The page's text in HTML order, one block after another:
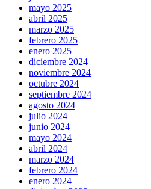
mayo 2025
abril 2025
marzo 2025
febrero 2025
enero 2025
diciembre 2024
noviembre 2024
octubre 2024
septiembre 2024
agosto 2024
julio 2024
junio 2024
mayo 2024
abril 2024
marzo 2024
febrero 2024
enero 2024